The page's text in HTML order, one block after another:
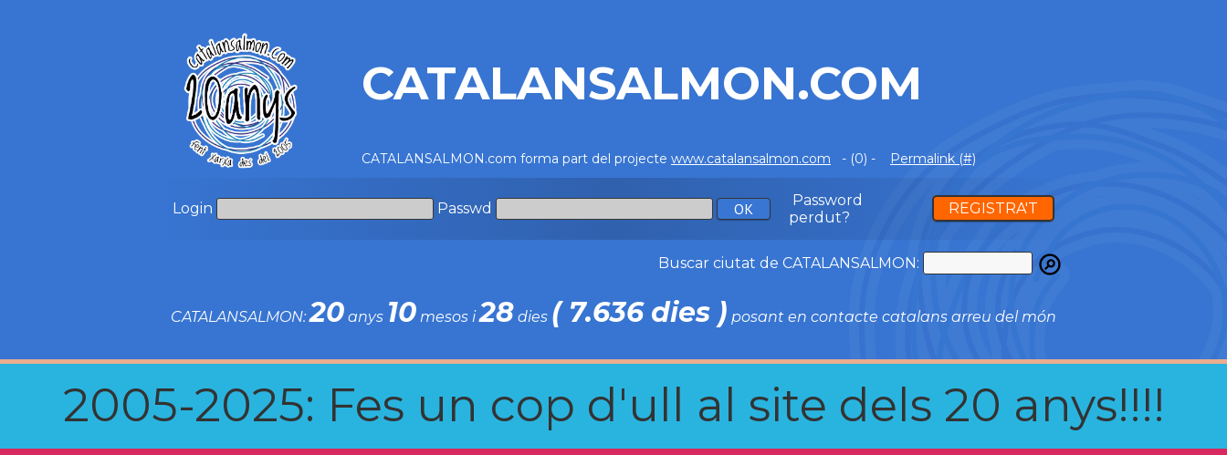
CATALANSALMON.COM
CATALANSALMON.com forma part del projecte www.catalansalmon.com - (0) - Permalink (#)
Login Passwd
Password
perdut?
REGISTRA'T
Buscar ciutat de CATALANSALMON:
CATALANSALMON:20 anys 10 mesos i28 dies ( 7.636 dies ) posant en contacte catalans arreu del món
2005-2025: Fes un cop d'ull al site dels 20 anys!!!!